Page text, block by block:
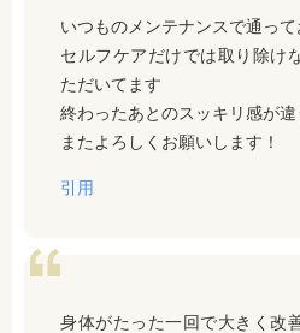
いつものメンテナンスで通っ
セルフケアだけでは取り除け
ただいてます
終わったあとのスッキリ感が
またよろしくお願いします！
引用
身体がたった一回で大きく改